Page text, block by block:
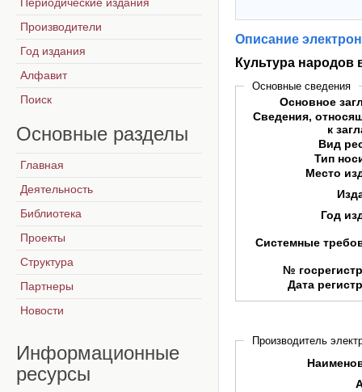
Описание
Культура народов
Основные сведения
Основное
Сведения,
к
Вид
Тип
Место
Год
Системные
№
Дата
Производитель
Периодические издания
Производители
Год издания
Алфавит
Поиск
Основные разделы
Главная
Деятельность
Библиотека
Проекты
Структура
Партнеры
Новости
Информационные
ресурсы